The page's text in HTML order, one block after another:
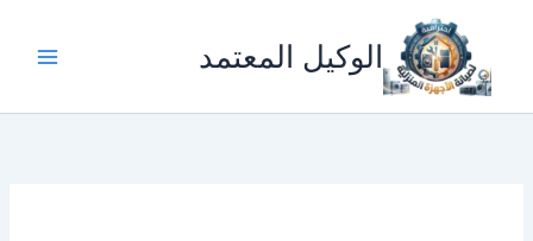
المحتوى
الوكيل المعتمد